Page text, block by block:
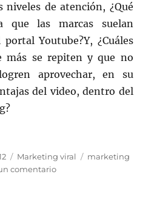
niveles de atención, ¿Qué
que las marcas suelan
Youtube?Y, ¿Cuáles
más se repiten y que no
aprovechar, en su
del video, dentro del
Categorías
Marketing viral Etiquetas
marketing
comentarioen